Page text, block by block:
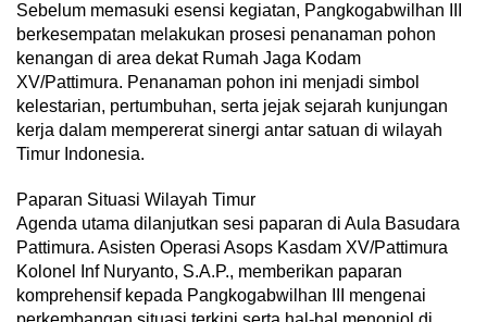
Sebelum memasuki esensi kegiatan, Pangkogabwilhan III
berkesempatan melakukan prosesi penanaman pohon
kenangan di area dekat Rumah Jaga Kodam
XV/Pattimura. Penanaman pohon ini menjadi simbol
kelestarian, pertumbuhan, serta jejak sejarah kunjungan
kerja dalam mempererat sinergi antar satuan di wilayah
Timur Indonesia.
Paparan Situasi Wilayah Timur
Agenda utama dilanjutkan sesi paparan di Aula Basudara
Pattimura. Asisten Operasi Asops Kasdam XV/Pattimura
Kolonel Inf Nuryanto, S.A.P., memberikan paparan
komprehensif kepada Pangkogabwilhan III mengenai